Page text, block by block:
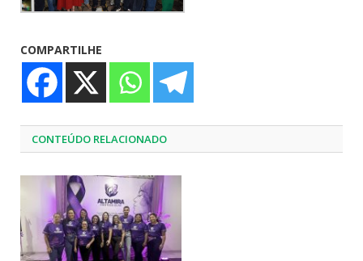
COMPARTILHE
CONTEÚDO RELACIONADO